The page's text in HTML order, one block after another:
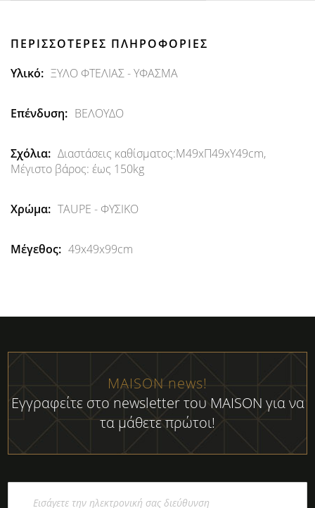
ΠΕΡΙΣΣΌΤΕΡΕΣ ΠΛΗΡΟΦΟΡΊΕΣ
ΠερισσότερεςΞΥΛΟ ΦΤΕΛΙΑΣ - ΥΦΑΣΜΑ
ΒΕΛΟΥΔΟ
Διαστάσεις καθίσματος:Μ49xΠ49xΥ49cm,
Μέγιστο βάρος: έως 150kg
TAUPE - ΦΥΣΙΚΟ
49x49x99cm
MAISON news!
Εγγραφείτε στο newsletter του MAISON για να
τα μάθετε πρώτοι!